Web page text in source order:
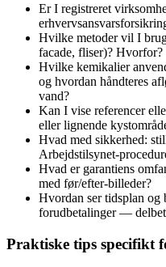
Er I registreret
Hvilke metoder vil I
facade, fliser)? Hvorfor?
Hvilke kemikalier
og hvordan håndteres
vand?
Kan I vise referencer
eller lignende
Hvad med sikkerhed:
Hvad er garantiens
med før/efter‑billeder?
Hvordan ser tidsplan og
forudbetalinger —
Praktiske tips specifikt